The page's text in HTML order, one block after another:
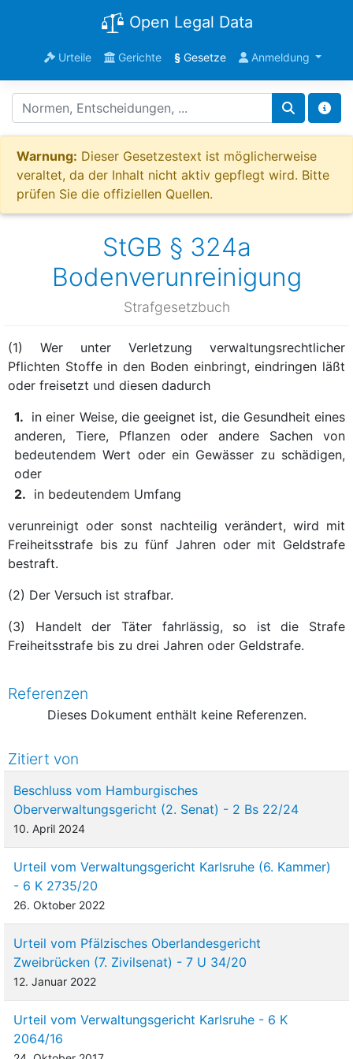
Open Legal Data
Urteile Gerichte §Gesetze Anmeldung
Warnung: Dieser Gesetzestext ist möglicherweise
veraltet, da der Inhalt nicht aktiv gepflegt wird. Bitte
prüfen Sie die offiziellen Quellen.
StGB § 324a
Bodenverunreinigung
Strafgesetzbuch
(1) Wer unter Verletzung verwaltungsrechtlicher
Pflichten Stoffe in den Boden einbringt, eindringen läßt
oder freisetzt und diesen dadurch
1. in einer Weise, die geeignet ist, die Gesundheit eines
anderen, Tiere, Pflanzen oder andere Sachen von
bedeutendem Wert oder ein Gewässer zu schädigen,
oder
2. in bedeutendem Umfang
verunreinigt oder sonst nachteilig verändert, wird mit
Freiheitsstrafe bis zu fünf Jahren oder mit Geldstrafe
bestraft.
(2) Der Versuch ist strafbar.
(3) Handelt der Täter fahrlässig, so ist die Strafe
Freiheitsstrafe bis zu drei Jahren oder Geldstrafe.
Referenzen
Dieses Dokument enthält keine Referenzen.
Zitiert von
Beschluss vom Hamburgisches
Oberverwaltungsgericht (2. Senat) - 2 Bs 22/24
10. April 2024
Urteil vom Verwaltungsgericht Karlsruhe (6. Kammer)
- 6 K 2735/20
26. Oktober 2022
Urteil vom Pfälzisches Oberlandesgericht
Zweibrücken (7. Zivilsenat) - 7 U 34/20
12. Januar 2022
Urteil vom Verwaltungsgericht Karlsruhe - 6 K
2064/16